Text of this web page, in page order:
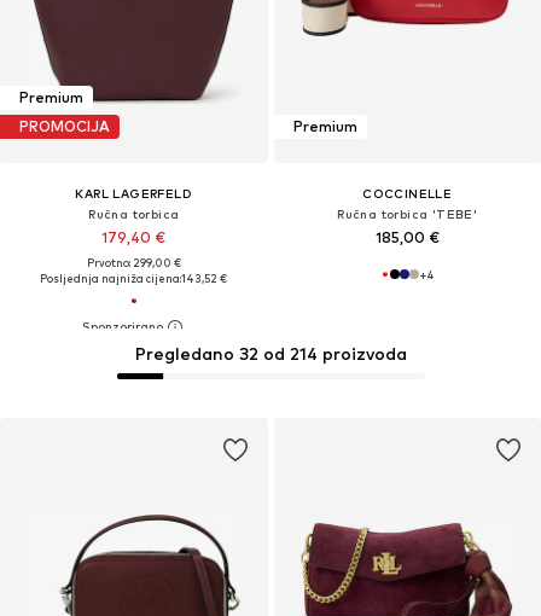
Premium
PROMOCIJA
KARL LAGERFELD
Ručna torbica
179,40 €
Prvotno: 299,00 €
Posljednja najniža cijena:143,52 €
Premium
COCCINELLE
Ručna torbica 'TEBE'
185,00 €
+4
Pregledano 32 od 214 proizvoda